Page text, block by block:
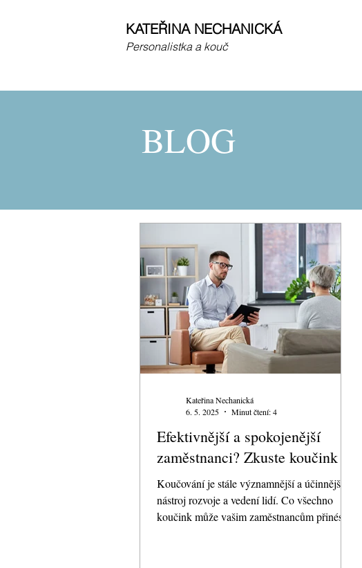
KATEŘINA NECHANICKÁ
Personalistka a kouč
BLOG
Efektivnější a spokojenější
zaměstnanci? Zkuste koučink
Koučování je stále významnější a účinnější
nástroj rozvoje a vedení lidí. Co všechno
koučink může vašim zaměstnancům přinést a
Kateřina Nechanická
6. 5. 2025
Minut čtení: 4
BLOG